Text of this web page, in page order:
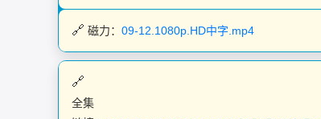
磁力： 09-12.1080p.HD中字.mp4
全集